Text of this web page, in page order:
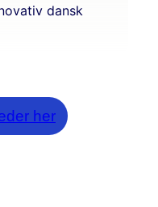
dansk
her